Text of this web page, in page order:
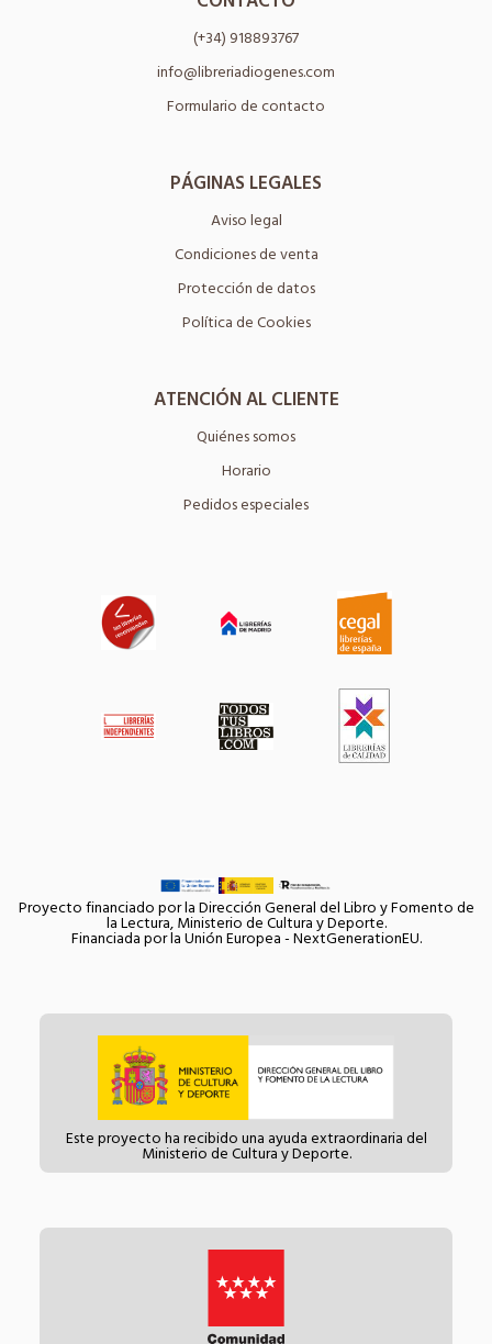
(+34) 918893767
info@libreriadiogenes.com
Formulario de contacto
PÁGINAS LEGALES
Aviso legal
Condiciones de venta
Protección de datos
Política de Cookies
ATENCIÓN AL CLIENTE
Quiénes somos
Horario
Pedidos especiales
Proyecto financiado por la Dirección General del Libro y Fomento de
la Lectura, Ministerio de Cultura y Deporte.
Financiada por la Unión Europea - NextGenerationEU.
Este proyecto ha recibido una ayuda extraordinaria del
Ministerio de Cultura y Deporte.